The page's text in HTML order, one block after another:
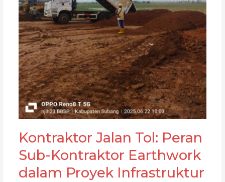
Kontraktor Jalan Tol: Peran
Sub-Kontraktor Earthwork
dalam Proyek Infrastruktur